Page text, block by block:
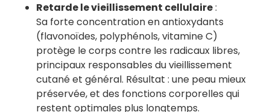
Retarde le vieillissement cellulaire:
Sa forte concentration en antioxydants
(flavonoïdes, polyphénols, vitamine C)
protège le corps contre les radicaux libres,
principaux responsables du vieillissement
cutané et général. Résultat : une peau mieux
préservée, et des fonctions corporelles qui
restent optimales plus longtemps.